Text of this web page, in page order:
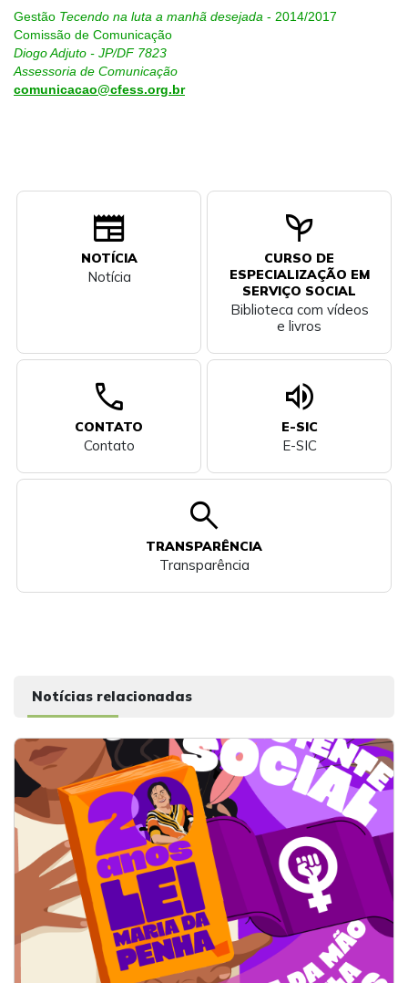
Gestão Tecendo na luta a manhã desejada - 2014/2017
Comissão de Comunicação
Diogo Adjuto - JP/DF 7823
Assessoria de Comunicação
comunicacao@cfess.org.br
newspaper
NOTÍCIA
Notícia
psychiatry
CURSO DE
ESPECIALIZAÇÃO EM
SERVIÇO SOCIAL
Biblioteca com vídeos
e livros
call
CONTATO
Contato
volume_up
E-SIC
E-SIC
search
TRANSPARÊNCIA
Transparência
Notícias relacionadas